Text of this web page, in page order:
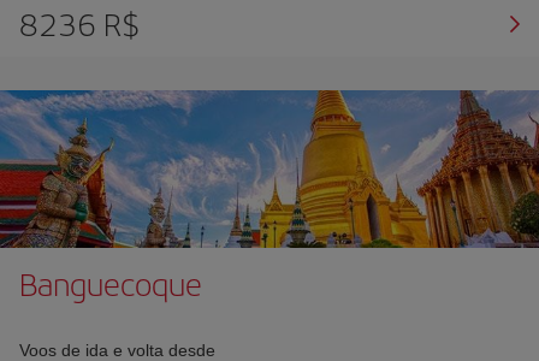
8236 R$
Banguecoque
Voos de ida e volta desde